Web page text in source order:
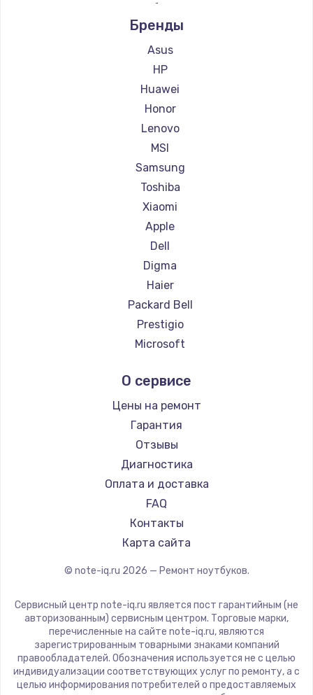
Ремонт ноутбуков Alienware
Ремонт ноутбуков Aquarius
Ремонт ноутбуков Gigabyte
Ремонт ноутбуков Aorus
Ремонт ноутбуков Maibenben
Ремонт ноутбуков Getac
Ремонт ноутбуков Epson
Ремонт ноутбуков Philips
Ремонт ноутбуков LG
Ремонт ноутбуков Panasonic
Ремонт ноутбуков Irbis
Ремонт ноутбуков Thunderobot
Ремонт ноутбуков Hasee
Ремонт ноутбуков ZTE
Ремонт ноутбуков Hiper
Ремонт ноутбуков Evga
Ремонт ноутбуков Google
Ремонт ноутбуков Echips
Ремонт ноутбуков Predator
Ремонт ноутбуков iru
Ремонт ноутбуков Machenike
Ремонт ноутбуков DEXP
Ремонт ноутбуков Teclast
Ремонт ноутбуков CHUWI
Ремонт ноутбуков Colorful
Бренды
Asus
HP
Huawei
Honor
Lenovo
MSI
Samsung
Toshiba
Xiaomi
Apple
Dell
Digma
Haier
Packard Bell
Prestigio
Microsoft
Aquarius
Gigabyte
Aorus
Maibenben
Getac
Epson
Philips
LG
Panasonic
ZTE
Hiper
Evga
Google
О сервисе
Цены на ремонт
Гарантия
Отзывы
Диагностика
Оплата и доставка
FAQ
Контакты
Карта сайта
© note-iq.ru 2026 — Ремонт ноутбуков.
Сервисный центр note-iq.ru является пост гарантийным (не
авторизованным) сервисным центром. Торговые марки,
перечисленные на сайте note-iq.ru, являются
зарегистрированным товарными знаками компаний
правообладателей. Обозначения используется не с целью
индивидуализации соответствующих услуг по ремонту, а с
целью информирования потребителей о предоставляемых